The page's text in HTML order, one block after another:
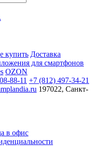
купить Доставка
для смартфонов
OZON
88-11 +7 (812) 497-34-21
197022, Санкт-
в офис